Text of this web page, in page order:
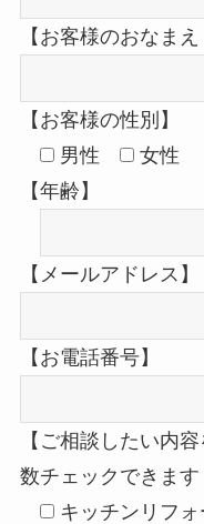
【お客様のおなま
【お客様の性別】
男性
女性
【年齢】
【メールアドレス】
【お電話番号】
【ご相談したい内
数チェックできます
キッチンリフォ